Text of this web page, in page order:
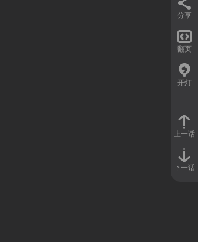
分享

翻页
开灯
上一话
下一话